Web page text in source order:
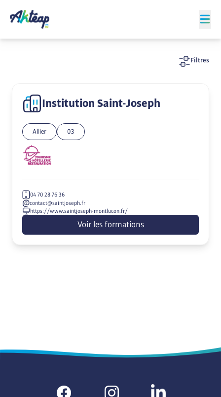
Filtres
Institution Saint-Joseph
Allier 03
04 70 28 76 36
contact@saintjoseph.fr
https://www.saintjoseph-montlucon.fr/
Voir les formations